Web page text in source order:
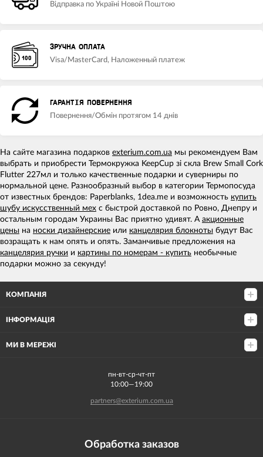
Відправка по Україні Новой Поштою
ЗРУЧНА ОПЛАТА
Visa/MasterCard, Наложенный платеж
ГАРАНТІЯ ПОВЕРНЕННЯ
Повернення/Обмін протягом 14 днів
На сайте магазина подарков exterium.com.ua мы рекомендуем Вам
выбрать и приобрести Термокружка KeepCup зі скла Brew Small Cork
Flutter 227мл и только качественные подарки и суверниры по
нормальной цене. Разнообразный выбор в категории Термопосуда
от известных брендов: Paperblanks, 1dea.me и возможность купить
шубу искусственный мех с быстрой доставкой по Ровно, Днепру и
остальным городам Украины Вас приятно удивят. А акционные
цены на носки дизайнерские или канцелярия блокноты будут Вас
возращать к нам опять и опять. Заманчивые предложения на
канцелярия ручки и картины по номерам - купить необычные
подарки можно за секунду!
КОМПАНІЯ
ІНФОРМАЦІЯ
МИ В МЕРЕЖІ
пн-вт-ср-чт-пт
10:00—19:00
partners@exterium.com.ua
Обработка заказов